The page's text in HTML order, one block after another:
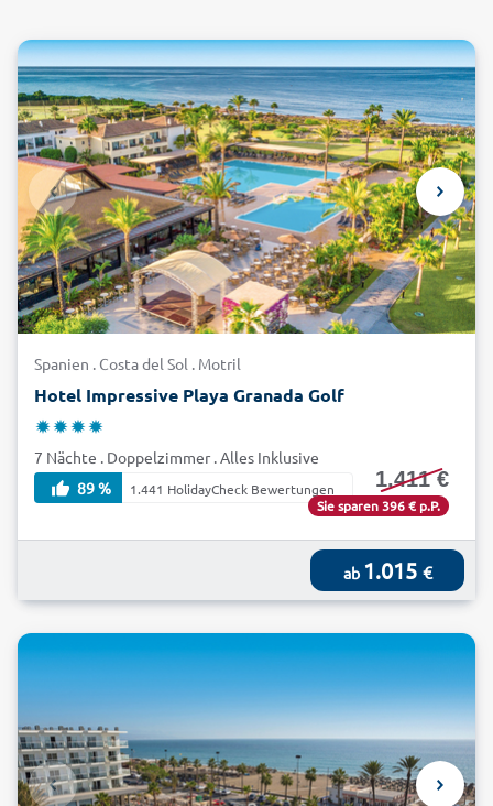
Spanien . Costa del Sol . Motril
Hotel Impressive Playa Granada Golf
7 Nächte . Doppelzimmer . Alles Inklusive
89 %
1.441 HolidayCheck Bewertungen 1.411 €
Sie sparen 396 € p.P.
ab 1.015 €